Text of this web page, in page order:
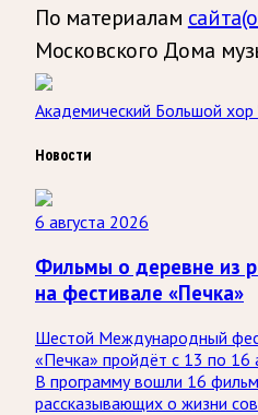
По материалам сайта
Московского Дома
Академический Большой
Новости
6 августа 2026
Фильмы о деревне из
на фестивале «Печка»
Шестой Международный
«Печка» пройдёт с 13 по 16
В программу вошли 16
рассказывающих о жизни